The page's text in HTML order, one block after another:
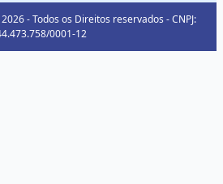
- Todos os Direitos reservados - CNPJ:
0001-12